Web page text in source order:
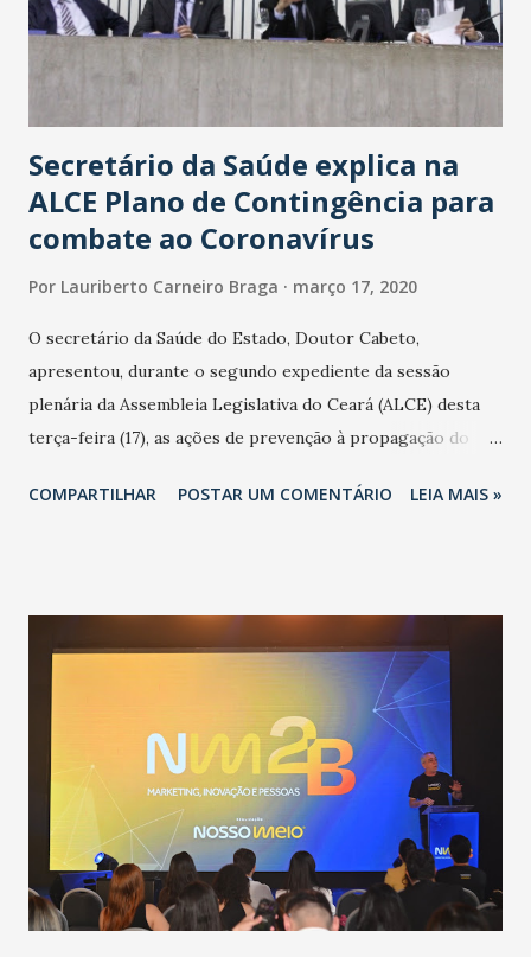
Secretário da Saúde explica na
ALCE Plano de Contingência para
combate ao Coronavírus
Por Lauriberto Carneiro Braga março 17, 2020
O secretário da Saúde do Estado, Doutor Cabeto,
apresentou, durante o segundo expediente da sessão
plenária da Assembleia Legislativa do Ceará (ALCE) desta
terça-feira (17), as ações de prevenção à propagação do
adotadas pelo Governo do Estado na contenção da
população suspeita e de cuidados com os ambientes
públicos e domiciliares. “Nós não estamos vivendo uma
epidemia comum, como temos em todos os anos, com
aumento de casos de dengue, influenza ou H1N1. Trata-se
de uma epidemia com um vírus diferente, com um poder de
contaminação maior que outros coronavírus”, apontou o
secretário. Segundo ele, é uma epidemia com chance de
contaminação alta, podendo gerar um grande risco à
população e ao sistema de saúde. “Precisamos saber fazer a
estratificação do risco da doença, para não so...
COMPARTILHAR POSTAR UM COMENTÁRIO LEIA MAIS »